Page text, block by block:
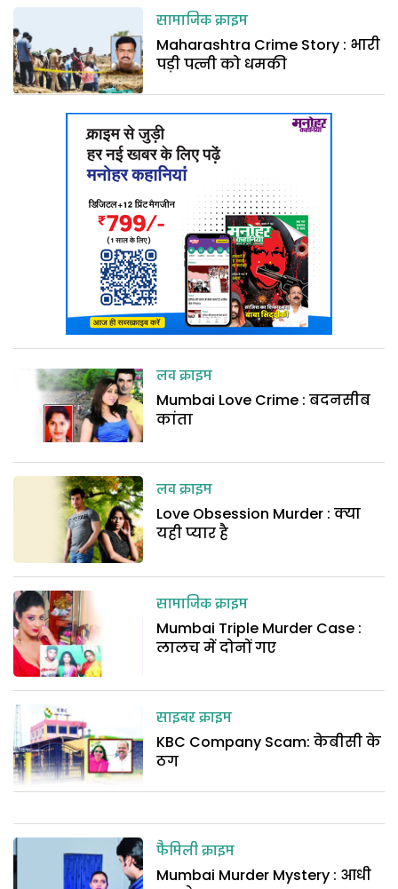
सामाजिक क्राइम
Maharashtra Crime Story : भारी
पड़ी पत्नी को धमकी
लव क्राइम
Mumbai Love Crime : बदनसीब
कांता
लव क्राइम
Love Obsession Murder : क्या
यही प्यार है
सामाजिक क्राइम
Mumbai Triple Murder Case :
लालच में दोनों गए
साइबर क्राइम
KBC Company Scam: केबीसी के
ठग
फैमिली क्राइम
Mumbai Murder Mystery : आधी